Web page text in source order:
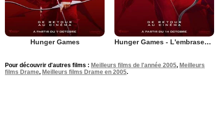
Hunger Games Hunger Games - L'embrasement
Pour découvrir d'autres films : Meilleurs films de l'année 2005, Meilleurs
films Drame, Meilleurs films Drame en 2005.